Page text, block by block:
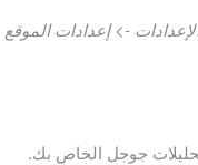
-> إعدادات الموقع
جوجل الخاص بك.